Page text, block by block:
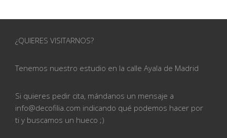
¿QUIERES VISITARNOS?
Tenemos nuestro estudio en la calle Ayala de Madrid
Si quieres pedir cita, mándanos un mensaje a
info@decofilia.com indicando qué podemos hacer por
ti y buscamos un hueco ;)